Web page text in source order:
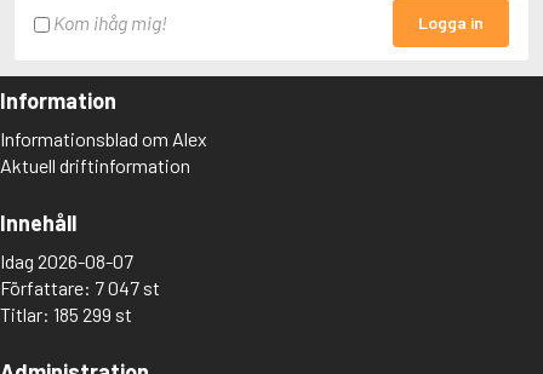
Kom ihåg mig! Logga in
Information
Informationsblad om Alex
Aktuell driftinformation
Innehåll
Idag 2026-08-07
Författare: 7 047 st
Titlar: 185 299 st